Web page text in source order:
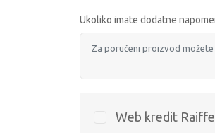
Ukoliko imate dodatne
Web kredit